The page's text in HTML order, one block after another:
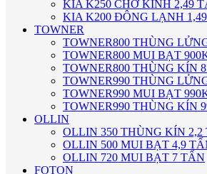
KIA K250 CHỞ KÍNH 2,49
KIA K200 ĐÔNG LẠNH
TOWNER
TOWNER800 THÙNG
TOWNER800 MUI BẠT
TOWNER800 THÙNG KÍN
TOWNER990 THÙNG
TOWNER990 MUI BẠT
TOWNER990 THÙNG KÍN
OLLIN
OLLIN 350 THÙNG KÍN 2,2
OLLIN 500 MUI BẠT 4,9
OLLIN 720 MUI BẠT 7 TẤN
FOTON